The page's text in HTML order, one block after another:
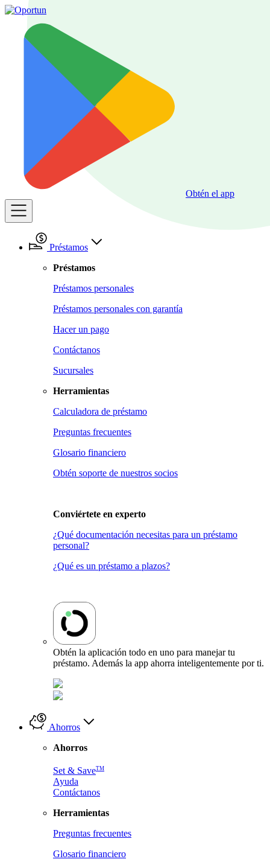
Obtén el app
Préstamos
Préstamos
Préstamos personales
Préstamos personales con garantía
Hacer un pago
Contáctanos
Sucursales
Herramientas
Calculadora de préstamo
Preguntas frecuentes
Glosario financiero
Obtén soporte de nuestros socios
Conviértete en experto
¿Qué documentación necesitas para un préstamo
personal?
¿Qué es un préstamo a plazos?
Obtén la aplicación todo en uno para manejar tu
préstamo. Además la app ahorra inteligentemente por ti.
Ahorros
Ahorros
Set & SaveTM
Ayuda
Contáctanos
Herramientas
Preguntas frecuentes
Glosario financiero